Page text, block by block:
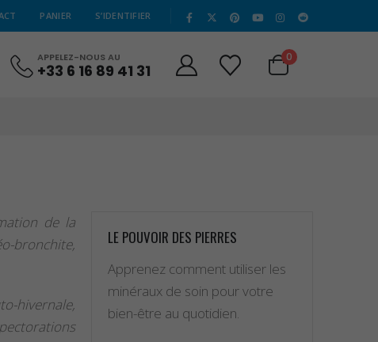
PANIER S’IDENTIFIER
APPELEZ-NOUS AU
+33 6 16 89 41 31
0
de la
bronchite,
hivernale,
LE POUVOIR DES PIERRES
Apprenez comment utiliser les
minéraux de soin pour votre
bien-être au quotidien.